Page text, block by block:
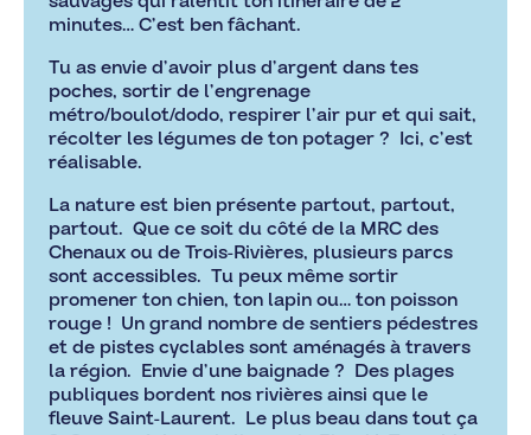
minutes… C’est ben fâchant.
Tu as envie d’avoir plus d’argent dans tes
poches, sortir de l’engrenage
métro/boulot/dodo, respirer l’air pur et qui sait,
récolter les légumes de ton potager ? Ici, c’est
réalisable.
La nature est bien présente partout, partout,
partout. Que ce soit du côté de la MRC des
Chenaux ou de Trois-Rivières, plusieurs parcs
sont accessibles. Tu peux même sortir
promener ton chien, ton lapin ou… ton poisson
rouge ! Un grand nombre de sentiers pédestres
et de pistes cyclables sont aménagés à travers
la région. Envie d’une baignade ? Des plages
publiques bordent nos rivières ainsi que le
fleuve Saint-Laurent. Le plus beau dans tout ça